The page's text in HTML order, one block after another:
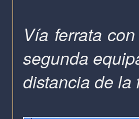
Vía ferrata
segunda
distancia de la